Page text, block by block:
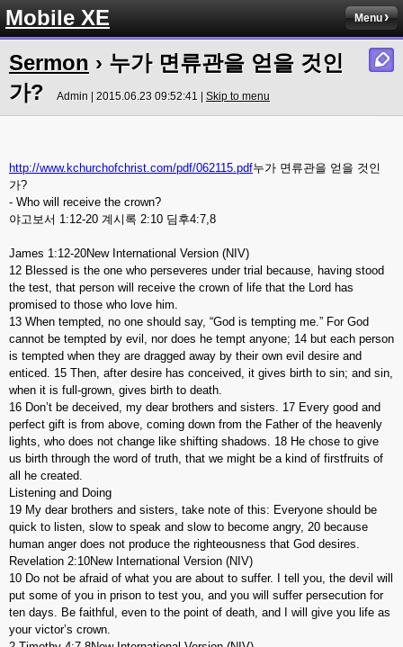
Mobile XE Menu
Sermon › 누가 면류관을 얻을 것인
가?
Admin | 2015.06.23 09:52:41 | Skip to menu
http://www.kchurchofchrist.com/pdf/062115.pdf누가 면류관을 얻을 것인
가?
- Who will receive the crown?
야고보서 1:12-20 계시록 2:10 딤후4:7,8
James 1:12-20New International Version (NIV)
12 Blessed is the one who perseveres under trial because, having stood
the test, that person will receive the crown of life that the Lord has
promised to those who love him.
13 When tempted, no one should say, “God is tempting me.” For God
cannot be tempted by evil, nor does he tempt anyone; 14 but each person
is tempted when they are dragged away by their own evil desire and
enticed. 15 Then, after desire has conceived, it gives birth to sin; and sin,
when it is full-grown, gives birth to death.
16 Don’t be deceived, my dear brothers and sisters. 17 Every good and
perfect gift is from above, coming down from the Father of the heavenly
lights, who does not change like shifting shadows. 18 He chose to give
us birth through the word of truth, that we might be a kind of firstfruits of
all he created.
Listening and Doing
19 My dear brothers and sisters, take note of this: Everyone should be
quick to listen, slow to speak and slow to become angry, 20 because
human anger does not produce the righteousness that God desires.
Revelation 2:10New International Version (NIV)
10 Do not be afraid of what you are about to suffer. I tell you, the devil will
put some of you in prison to test you, and you will suffer persecution for
ten days. Be faithful, even to the point of death, and I will give you life as
your victor’s crown.